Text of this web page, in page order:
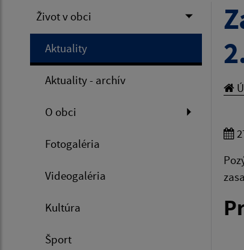
Život v obci
Aktuality
Aktuality - archív
O obci
Fotogaléria
Videogaléria
Kultúra
Šport